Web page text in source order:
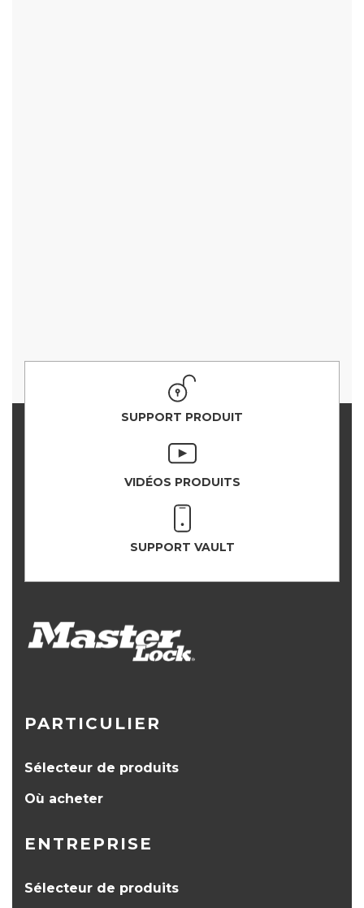
SUPPORT PRODUIT
VIDÉOS PRODUITS
SUPPORT VAULT
PARTICULIER
Sélecteur de produits
Où acheter
ENTREPRISE
Sélecteur de produits